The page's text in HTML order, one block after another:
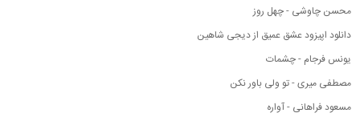
محسن چاوشی - چهل روز
دانلود اپیزود عشق عمیق از دیجی شاهین
یونس فرجام - چشمات
مصطفی میری - تو ولی باور نکن
مسعود فراهانی - آواره